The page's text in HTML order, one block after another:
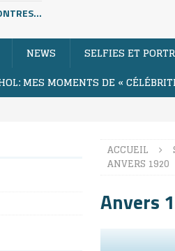
NEWS SELFIES ET
MES MOMENTS DE «
ACCUEIL
ANVERS 1920
Anvers